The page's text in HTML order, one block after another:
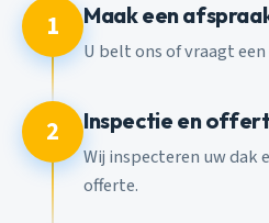
1 Maak een
U belt ons of vraagt
2 Inspectie en
Wij inspecteren uw dak
offerte.